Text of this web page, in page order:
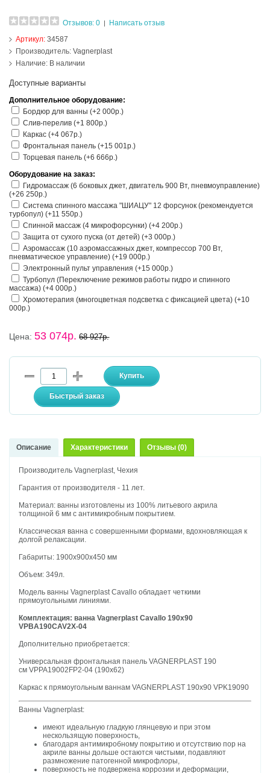
Отзывов: 0
Написать отзыв
Артикул:34587
Производитель: Vagnerplast
Наличие: В наличии
Доступные варианты
Дополнительное оборудование:
Бордюр для ванны (+2 000р.)
Слив-перелив (+1 800р.)
Каркас (+4 067р.)
Фронтальная панель (+15 001р.)
Торцевая панель (+6 666р.)
Оборудование на заказ:
Гидромассаж (6 боковых джет, двигатель 900 Вт, пневмоуправление)
(+26 250р.)
Система спинного массажа "ШИАЦУ" 12 форсунок (рекомендуется
турбопул) (+11 550р.)
Спинной массаж (4 микрофорсунки) (+4 200р.)
Защита от сухого пуска (от детей) (+3 000р.)
Аэромассаж (10 аэромассажных джет, компрессор 700 Вт,
пневматическое управление) (+19 000р.)
Электронный пульт управления (+15 000р.)
Турбопул (Переключение режимов работы гидро и спинного
массажа) (+4 000р.)
Хромотерапия (многоцветная подсветка с фиксацией цвета) (+10
000р.)
Цена:53 074р. 68 927р.
Описание Характеристики Отзывы (0)
Производитель Vagnerplast, Чехия
Гарантия от производителя - 11 лет.
Материал: ванны изготовлены из 100% литьевого акрила
толщиной 6 мм с антимикробным покрытием.
Классическая ванна с совершенными формами, вдохновляющая к
долгой релаксации.
Габариты: 1900х900х450 мм
Объем: 349л.
Модель ванны Vagnerplast Cavallo обладает четкими
прямоугольными линиями.
Комплектация: ванна Vagnerplast Cavallo 190х90
VPBA190CAV2X-04
Дополнительно приобретается:
Универсальная фронтальная панель VAGNERPLAST 190
см VPPA19002FP2-04 (190х62)
Каркас к прямоугольным ваннам VAGNERPLAST 190x90 VPK19090
Ванны Vagnerplast:
имеют идеальную гладкую глянцевую и при этом
нескользящую поверхность,
благодаря антимикробному покрытию и отсутствию пор на
акриле ванны дольше остаются чистыми, подавляют
размножение патогенной микрофлоры,
поверхность не подвержена коррозии и деформации,